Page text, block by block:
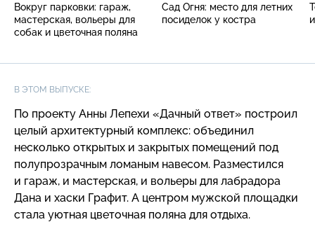
Вокруг парковки: гараж,
мастерская, вольеры для
собак и цветочная поляна
Сад Огня: место для летних
посиделок у костра
В ЭТОМ ВЫПУСКЕ:
По проекту Анны Лепехи «Дачный ответ» построил
целый архитектурный комплекс: объединил
несколько открытых и закрытых помещений под
полупрозрачным ломаным навесом. Разместился
и гараж, и мастерская, и вольеры для лабрадора
Дана и хаcки Графит. А центром мужской площадки
стала уютная цветочная поляна для отдыха.